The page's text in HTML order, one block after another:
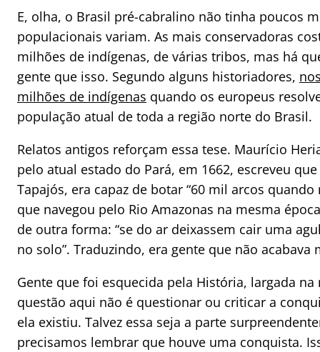
E, olha, o Brasil pré-cabralino não tinha poucos
populacionais variam. As mais conservadoras
milhões de indígenas, de várias tribos, mas há
gente que isso. Segundo alguns historiadores,
milhões de indígenas quando os europeus
população atual de toda a região norte do Brasil.
Relatos antigos reforçam essa tese. Maurício
pelo atual estado do Pará, em 1662, escreveu
Tapajós, era capaz de botar “60 mil arcos
que navegou pelo Rio Amazonas na mesma
de outra forma: “se do ar deixassem cair uma
no solo”. Traduzindo, era gente que não acabava
Gente que foi esquecida pela História, largada
questão aqui não é questionar ou criticar a
ela existiu. Talvez essa seja a parte
precisamos lembrar que houve uma conquista.